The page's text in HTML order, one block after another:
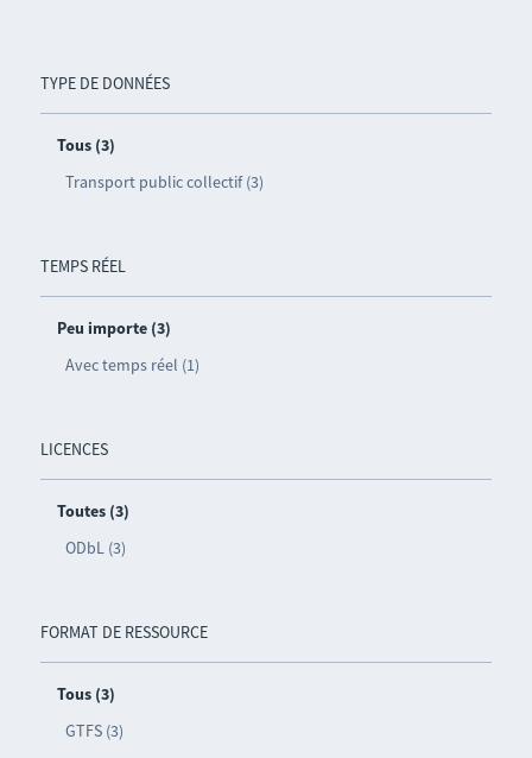
TYPE DE DONNÉES
Tous (3)
Transport public collectif (3)
TEMPS RÉEL
Peu importe (3)
Avec temps réel (1)
LICENCES
Toutes (3)
ODbL (3)
FORMAT DE RESSOURCE
Tous (3)
GTFS (3)